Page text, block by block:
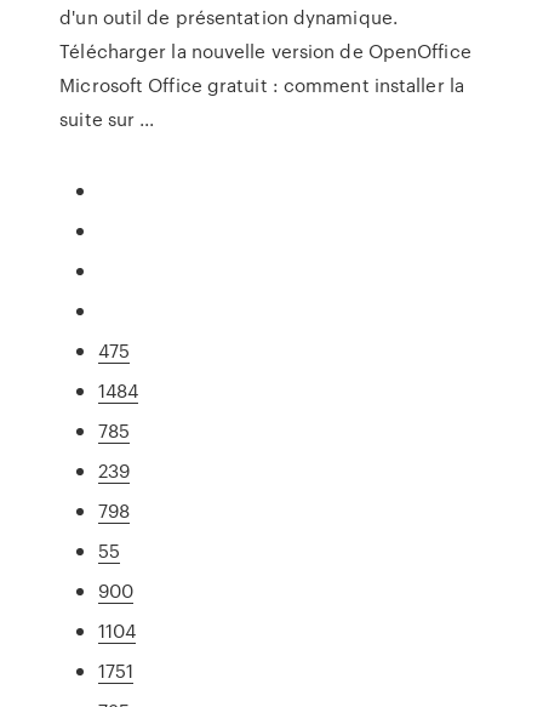
d'un outil de présentation dynamique.
Télécharger la nouvelle version de OpenOffice
Microsoft Office gratuit : comment installer la
suite sur ...
475
1484
785
239
798
55
900
1104
1751